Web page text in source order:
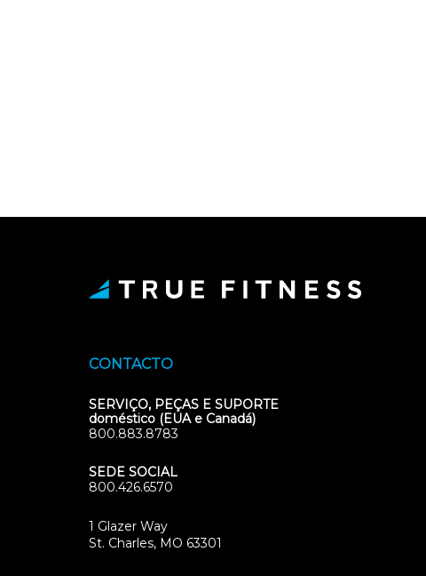
CONTACTO
SERVIÇO, PEÇAS E SUPORTE
doméstico (EUA e Canadá)
800.883.8783
SEDE SOCIAL
800.426.6570
1 Glazer Way
St. Charles, MO 63301